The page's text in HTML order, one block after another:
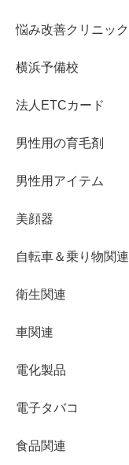
悩み改善クリニック
横浜予備校
法人ETCカード
男性用の育毛剤
男性用アイテム
美顔器
自転車＆乗り物関連
衛生関連
車関連
電化製品
電子タバコ
食品関連